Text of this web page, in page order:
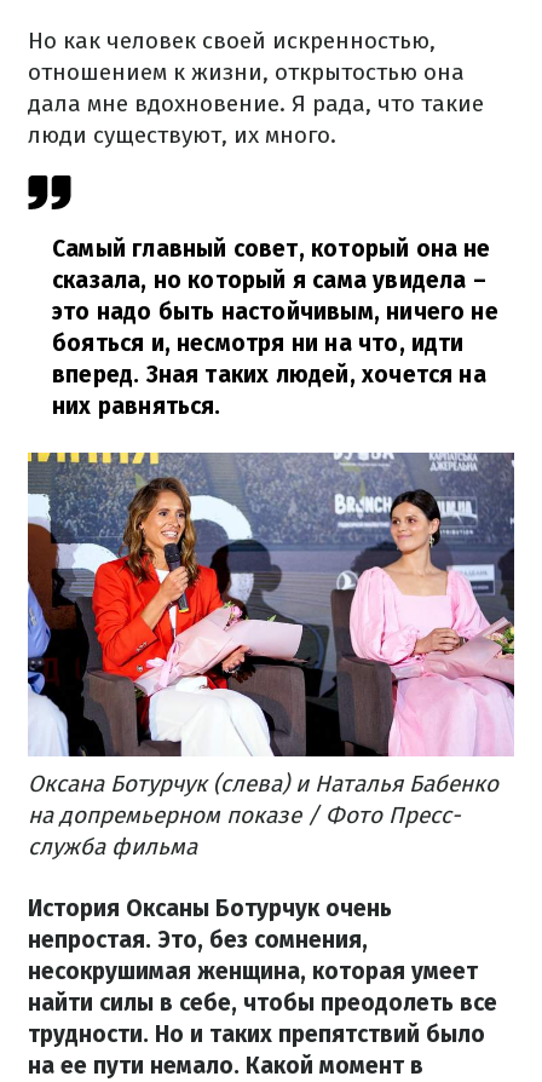
Но как человек своей искренностью,
отношением к жизни, открытостью она
дала мне вдохновение. Я рада, что такие
люди существуют, их много.
Самый главный совет, который она не
сказала, но который я сама увидела –
это надо быть настойчивым, ничего не
бояться и, несмотря ни на что, идти
вперед. Зная таких людей, хочется на
них равняться.
Оксана Ботурчук (слева) и Наталья Бабенко
на допремьерном показе / Фото Пресс-
служба фильма
История Оксаны Ботурчук очень
непростая. Это, без сомнения,
несокрушимая женщина, которая умеет
найти силы в себе, чтобы преодолеть все
трудности. Но и таких препятствий было
на ее пути немало. Какой момент в